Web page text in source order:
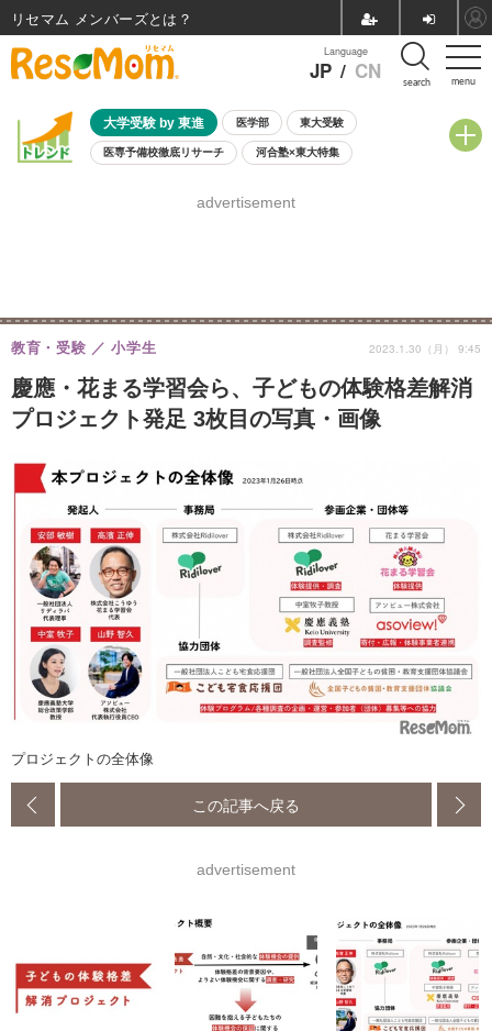
menu
Language
JP / CN search
大学受験 by 東進 医学部 東大受験
医専予備校徹底リサーチ 河合塾×東大特集
8月開催学校説明会・相談会
advertisement
慶應・花まる学習会ら、子どもの体験格差解消
プロジェクト発足 3枚目の写真・画像
教育・受験 小学生 2023.1.30（月） 9:45
プロジェクトの全体像
この記事へ戻る
advertisement
リセマム メンバーズ